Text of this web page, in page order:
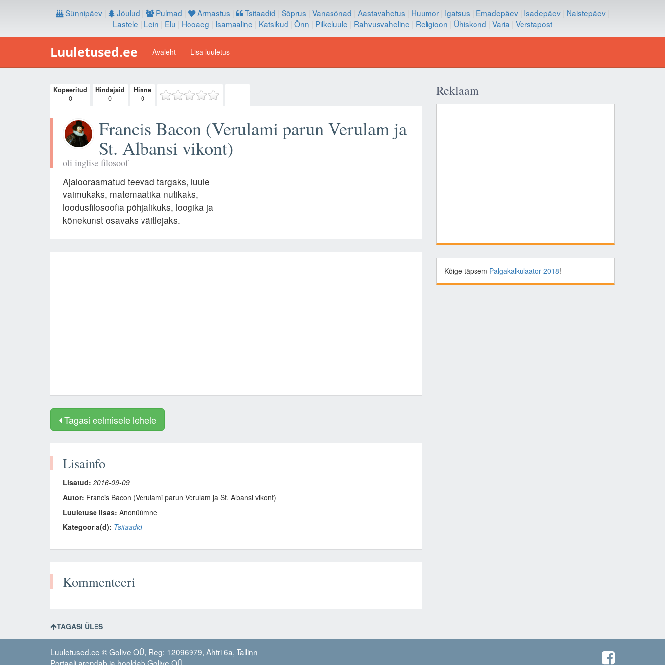
Sünnipäev| Jõulud Pulmad Armastus Tsitaadid Sõprus Vanasõnad Aastavahetus Huumor| Igatsus Emadepäev| Isadepäev| Naistepäev|
Lastele
Lein Elu Hooaeg Isamaaline Katsikud Õnn Pilkeluule Rahvusvaheline Religioon Ühiskond Varia Verstapost
Luuletused.ee Avaleht Lisa luuletus
Kopeeritud
0
Hindajaid
0
Hinne
0
Francis Bacon (Verulami parun Verulam ja
St. Albansi vikont)
oli inglise filosoof
Ajalooraamatud teevad targaks, luule
vaimukaks, matemaatika nutikaks,
loodusfilosoofia põhjalikuks, loogika ja
kõnekunst osavaks väitlejaks.
Tagasi eelmisele lehele
Lisainfo
Lisatud: 2016-09-09
Autor: Francis Bacon (Verulami parun Verulam ja St. Albansi vikont)
Luuletuse lisas: Anonüümne
Kategooria(d): Tsitaadid
Kommenteeri
Reklaam
Kõige täpsem Palgakalkulaator 2018!
TAGASI ÜLES
Luuletused.ee © Golive OÜ, Reg: 12096979, Ahtri 6a, Tallinn
Portaali arendab ja hooldab Golive OÜ